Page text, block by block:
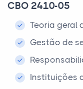
CBO 2410-05
Teoria geral
Gestão de
Instituições